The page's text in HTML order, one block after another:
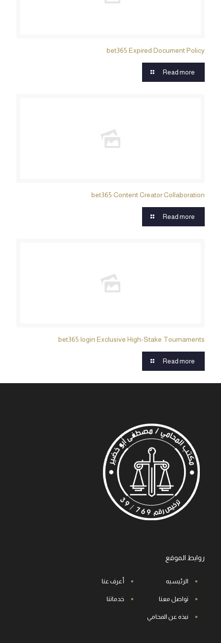
bet365 Expired Document Policy
Read more
bet365 Content Creator Collaboration
Read more
bet365 login Exclusive High-Stake Tournaments
Read more
روابط الموقع
الرئيسيه أعرف عنا
تواصل معنا خدماتنا
نبذه عن المحامي